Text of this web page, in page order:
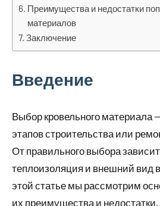
Преимущества и недостатки
материалов
Заключение
Введение
Выбор кровельного материала
этапов строительства или
От правильного выбора
теплоизоляция и внешний вид
этой статье мы рассмотрим
их преимущества и